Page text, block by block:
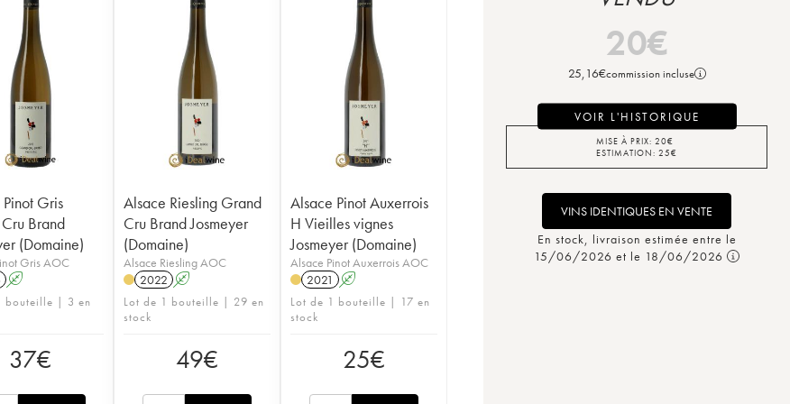
Gris
Brand
(Domaine)
Gris AOC
A
bouteille | 3 en
37€
Alsace Riesling Grand
Cru Brand Josmeyer
(Domaine)
Alsace Riesling AOC
2022 A
Lot de 1 bouteille | 29 en
stock
49€
Alsace Pinot Auxerrois
H Vieilles vignes
Josmeyer (Domaine)
Alsace Pinot Auxerrois AOC
2021
A
Lot de 1 bouteille | 17 en
stock
25€
20€
25,16€commission incluse
VOIR L'HISTORIQUE
MISE À PRIX: 20€
ESTIMATION: 25€
VINS IDENTIQUES EN VENTE
En stock, livraison estimée entre le
15/06/2026 et le 18/06/2026